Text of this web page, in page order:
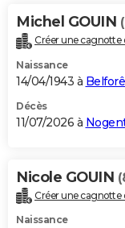
Michel GOUIN
Créer une cagnotte
Naissance
14/04/1943 à
Décès
11/07/2026 à
Nicole GOUIN
Créer une cagnotte
Naissance